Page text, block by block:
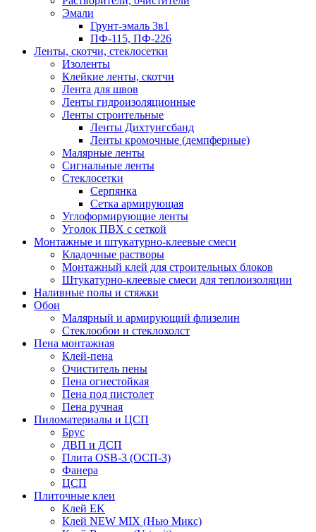
Эмали
Грунт-эмаль 3в1
ПФ-115, ПФ-226
Ленты, скотчи, стеклосетки
Изоленты
Клейкие ленты, скотчи
Лента для швов
Ленты гидроизоляционные
Ленты строительные
Ленты Дихтунгсбанд
Ленты кромочные (демпферные)
Малярные ленты
Сигнальные ленты
Стеклосетки
Серпянка
Сетка армирующая
Углоформирующие ленты
Уголок ПВХ с сеткой
Монтажные и штукатурно-клеевые смеси
Кладочные растворы
Монтажный клей для строительных блоков
Штукатурно-клеевые смеси для теплоизоляции
Наливные полы и стяжки
Обои
Малярный и армирующий флизелин
Стеклообои и стеклохолст
Пена монтажная
Клей-пена
Очиститель пены
Пена огнестойкая
Пена под пистолет
Пена ручная
Пиломатериалы и ЦСП
Брус
ДВП и ДСП
Плита OSB-3 (ОСП-3)
Фанера
ЦСП
Плиточные клеи
Клей EK
Клей NEW MIX (Нью Микс)